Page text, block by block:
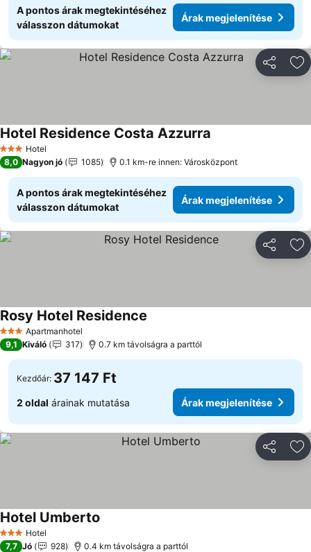
A pontos árak megtekintéséhez
válasszon dátumokat
Árak megjelenítése
3 Kategória
Hotel
Hotel Residence Costa Azzurra
8,0 Nagyon jó 1085 0.1 km-re innen: Városközpont
A pontos árak megtekintéséhez
válasszon dátumokat
Árak megjelenítése
3 KategóriaApartmanhotel
Rosy Hotel Residence
9,1 Kiváló 317 0.7 km távolságra a parttól
Kezdőár: 37 147 Ft
2 oldal árainak mutatása Árak megjelenítése
3 Kategória
Hotel
Hotel Umberto
7,7 Jó 928 0.4 km távolságra a parttól